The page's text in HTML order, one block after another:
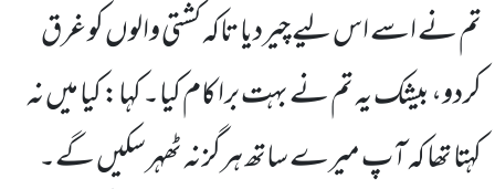
تم نے اسے اس لیے چیردیا تاکہ کشتی والوں کو غرق
کردو، بیشک یہ تم نے بہت برا کام کیا۔ کہا: کیا میں نہ
کہتا تھا کہ آپ میرے ساتھ ہرگز نہ ٹھہر سکیں گے۔